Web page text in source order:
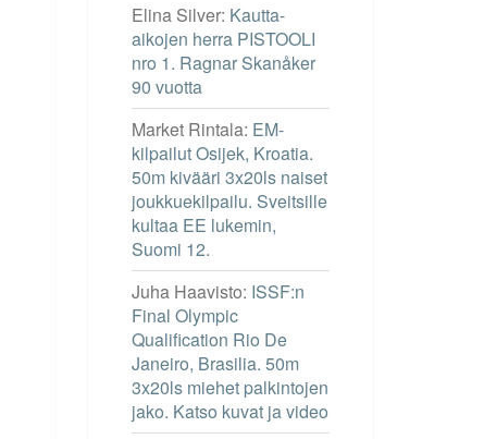
Elina Silver: Kautta-
aikojen herra PISTOOLI
nro 1. Ragnar Skanåker
90 vuotta
Market Rintala: EM-
kilpailut Osijek, Kroatia.
50m kivääri 3x20ls naiset
joukkuekilpailu. Sveitsille
kultaa EE lukemin,
Suomi 12.
Juha Haavisto: ISSF:n
Final Olympic
Qualification Rio De
Janeiro, Brasilia. 50m
3x20ls miehet palkintojen
jako. Katso kuvat ja video